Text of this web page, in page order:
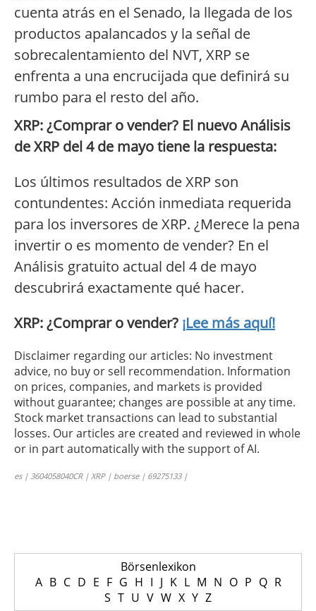
cuenta atrás en el Senado, la llegada de los
productos apalancados y la señal de
sobrecalentamiento del NVT, XRP se
enfrenta a una encrucijada que definirá su
rumbo para el resto del año.
XRP: ¿Comprar o vender? El nuevo Análisis
de XRP del 4 de mayo tiene la respuesta:
Los últimos resultados de XRP son
contundentes: Acción inmediata requerida
para los inversores de XRP. ¿Merece la pena
invertir o es momento de vender? En el
Análisis gratuito actual del 4 de mayo
descubrirá exactamente qué hacer.
XRP: ¿Comprar o vender? ¡Lee más aquí!
Disclaimer regarding our articles: No investment
advice, no buy or sell recommendation. Information
on prices, companies, and markets is provided
without guarantee; changes are possible at any time.
Stock market transactions can lead to substantial
losses. Our articles are created and reviewed in whole
or in part automatically with the support of AI.
es | 3604058040CR | XRP | boerse | 69275133 |
Börsenlexikon
A B C D E F G H I J K L M N O P Q R
S T U V W X Y Z